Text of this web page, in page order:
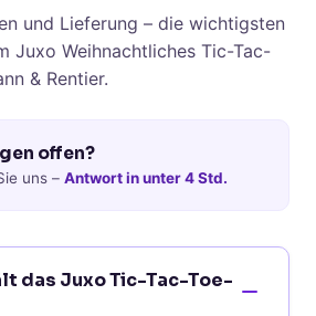
und Lieferung – die wichtigsten
Juxo Weihnachtliches Tic-Tac-
& Rentier.
offen?
uns – Antwort in unter 4 Std.
das Juxo Tic-Tac-Toe-